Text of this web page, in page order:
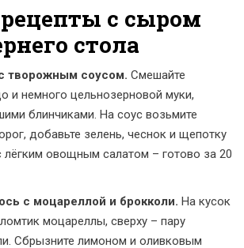
с сыром
стола
творожным соусом. Смешайте
и немного цельнозерновой муки,
блинчиками. На соус возьмите
добавьте зелень, чеснок и щепотку
лёгким овощным салатом – готово за 20
с моцареллой и брокколи. На кусок
моцареллы, сверху – пару
Сбрызните лимоном и оливковым